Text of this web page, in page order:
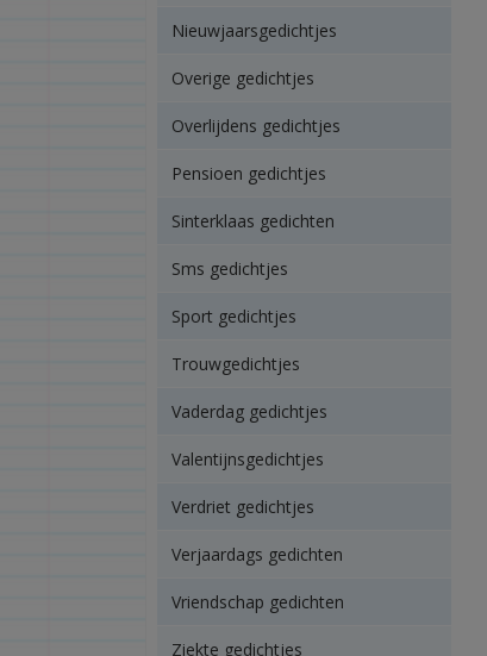
Nieuwjaarsgedichtjes
Overige gedichtjes
Overlijdens gedichtjes
Pensioen gedichtjes
Sinterklaas gedichten
Sms gedichtjes
Sport gedichtjes
Trouwgedichtjes
Vaderdag gedichtjes
Valentijnsgedichtjes
Verdriet gedichtjes
Verjaardags gedichten
Vriendschap gedichten
Ziekte gedichtjes